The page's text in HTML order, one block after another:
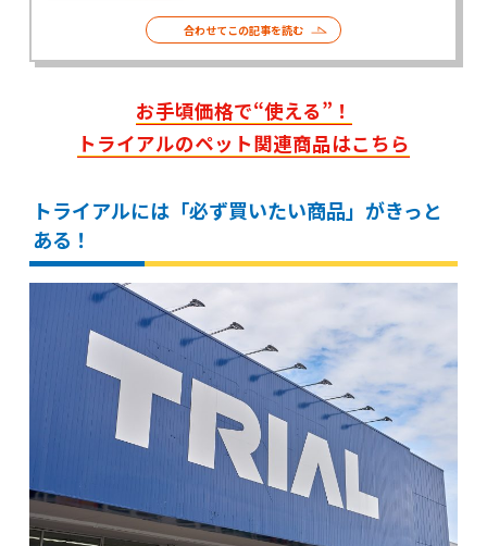
合わせてこの記事を読む
お手頃価格で“使える”！
トライアルのペット関連商品はこちら
トライアルには「必ず買いたい商品」がきっと
ある！